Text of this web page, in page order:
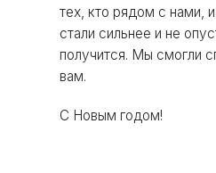
тех, кто рядом с нами,
стали сильнее и не
получится. Мы смогли
вам.
С Новым годом!